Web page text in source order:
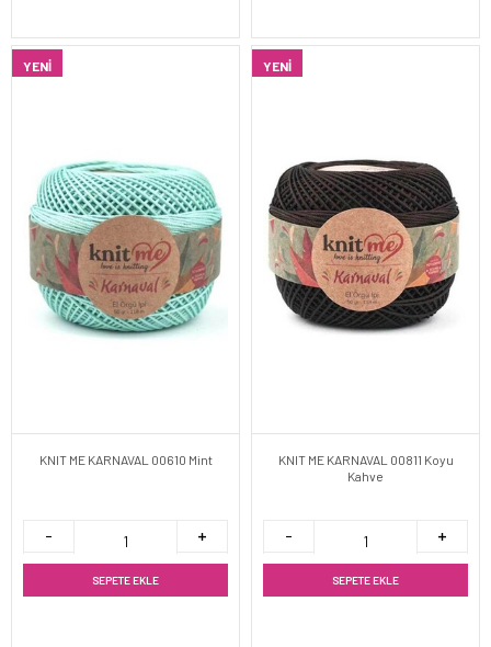
YENI
KNIT ME KARNAVAL 00610 Mint
SEPETE EKLE
YENI
KNIT ME KARNAVAL 00811 Koyu
Kahve
SEPETE EKLE